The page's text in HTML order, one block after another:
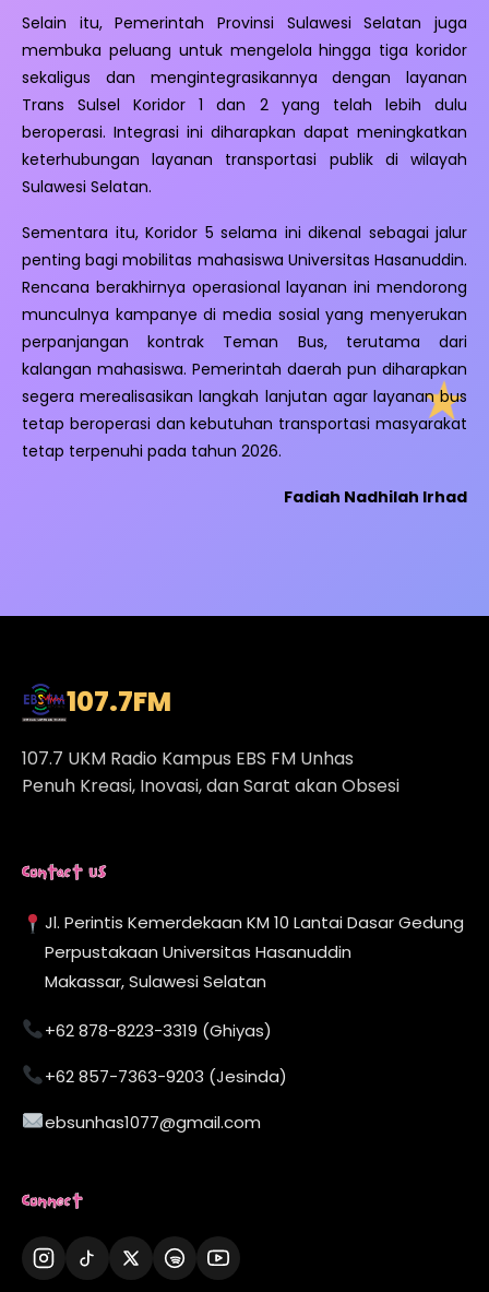
Selain itu, Pemerintah Provinsi Sulawesi Selatan juga
membuka peluang untuk mengelola hingga tiga koridor
sekaligus dan mengintegrasikannya dengan layanan
Trans Sulsel Koridor 1 dan 2 yang telah lebih dulu
beroperasi. Integrasi ini diharapkan dapat meningkatkan
keterhubungan layanan transportasi publik di wilayah
Sulawesi Selatan.
Sementara itu, Koridor 5 selama ini dikenal sebagai jalur
penting bagi mobilitas mahasiswa Universitas Hasanuddin.
Rencana berakhirnya operasional layanan ini mendorong
munculnya kampanye di media sosial yang menyerukan
perpanjangan kontrak Teman Bus, terutama dari
kalangan mahasiswa. Pemerintah daerah pun diharapkan
segera merealisasikan langkah lanjutan agar layanan bus
tetap beroperasi dan kebutuhan transportasi masyarakat
tetap terpenuhi pada tahun 2026.
Fadiah Nadhilah Irhad
107.7FM
107.7 UKM Radio Kampus EBS FM Unhas
Penuh Kreasi, Inovasi, dan Sarat akan Obsesi
Contact Us
Jl. Perintis Kemerdekaan KM 10 Lantai Dasar Gedung
Perpustakaan Universitas Hasanuddin
Makassar, Sulawesi Selatan
+62 878-8223-3319 (Ghiyas)
+62 857-7363-9203 (Jesinda)
ebsunhas1077@gmail.com
Connect